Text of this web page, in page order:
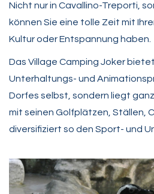
Nicht nur in Cavallino-Treporti,
können Sie eine tolle Zeit mit
Kultur oder Entspannung haben.
Das Village Camping Joker
Unterhaltungs- und
Dorfes selbst, sondern liegt
mit seinen Golfplätzen, Ställen,
diversifiziert so den Sport- und